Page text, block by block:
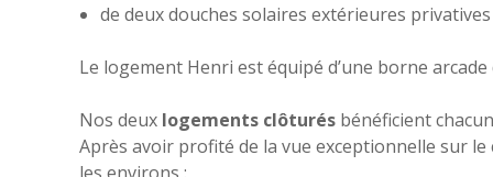
de deux douches solaires extérieures
Le logement Henri est équipé d’une borne arcade
Nos deux logements clôturés bénéficient
Après avoir profité de la vue exceptionnelle sur
les environs :